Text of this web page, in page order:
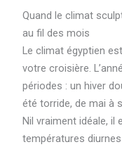
Quand le climat
au fil des mois
Le climat égyptien
votre croisière.
périodes : un hiver
été torride, de mai à
Nil vraiment idéale,
températures